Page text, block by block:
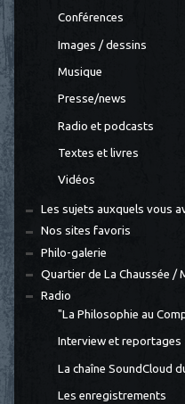
Conférences
Images / dessins
Musique
Presse/news
Radio et podcasts
Textes et livres
Vidéos
Les sujets auxquels vous
Nos sites favoris
Philo-galerie
Quartier de La Chaussée /
Radio
"La Philosophie au
Interview et reportages
La chaîne SoundCloud
Les enregistrements